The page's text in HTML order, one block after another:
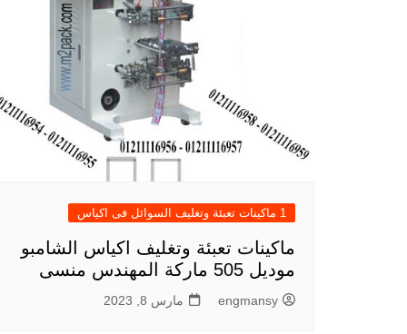
1 ماكينات تعبئة وتغليف السوائل فى اكياس
ماكينات تعبئة وتغليف اكياس الشامبو
موديل 505 ماركة المهندس منسى
engmansy مارس 8, 2023